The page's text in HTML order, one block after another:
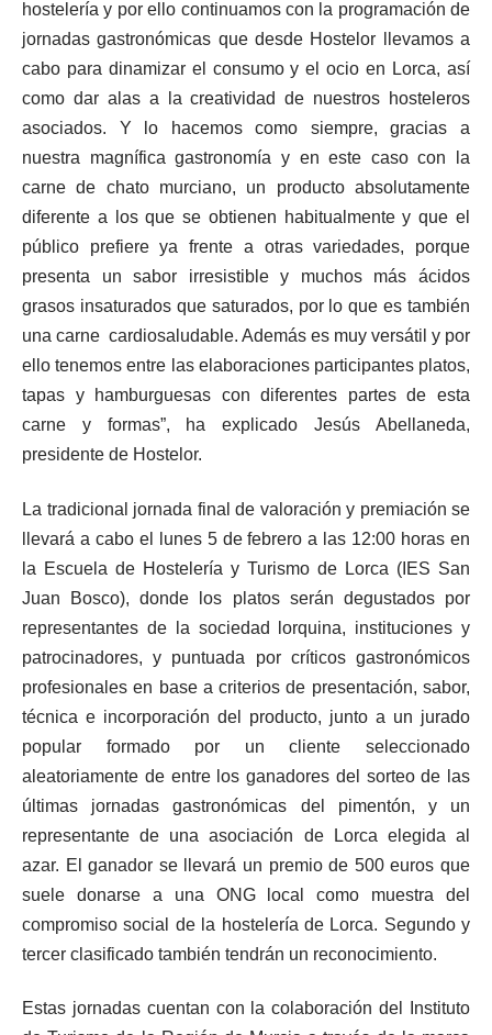
hostelería y por ello continuamos con la programación de
jornadas gastronómicas que desde Hostelor llevamos a
cabo para dinamizar el consumo y el ocio en Lorca, así
como dar alas a la creatividad de nuestros hosteleros
asociados. Y lo hacemos como siempre, gracias a
nuestra magnífica gastronomía y en este caso con la
carne de chato murciano, un producto absolutamente
diferente a los que se obtienen habitualmente y que el
público prefiere ya frente a otras variedades, porque
presenta un sabor irresistible y muchos más ácidos
grasos insaturados que saturados, por lo que es también
una carne cardiosaludable. Además es muy versátil y por
ello tenemos entre las elaboraciones participantes platos,
tapas y hamburguesas con diferentes partes de esta
carne y formas”, ha explicado Jesús Abellaneda,
presidente de Hostelor.
La tradicional jornada final de valoración y premiación se
llevará a cabo el lunes 5 de febrero a las 12:00 horas en
la Escuela de Hostelería y Turismo de Lorca (IES San
Juan Bosco), donde los platos serán degustados por
representantes de la sociedad lorquina, instituciones y
patrocinadores, y puntuada por críticos gastronómicos
profesionales en base a criterios de presentación, sabor,
técnica e incorporación del producto, junto a un jurado
popular formado por un cliente seleccionado
aleatoriamente de entre los ganadores del sorteo de las
últimas jornadas gastronómicas del pimentón, y un
representante de una asociación de Lorca elegida al
azar. El ganador se llevará un premio de 500 euros que
suele donarse a una ONG local como muestra del
compromiso social de la hostelería de Lorca. Segundo y
tercer clasificado también tendrán un reconocimiento.
Estas jornadas cuentan con la colaboración del Instituto